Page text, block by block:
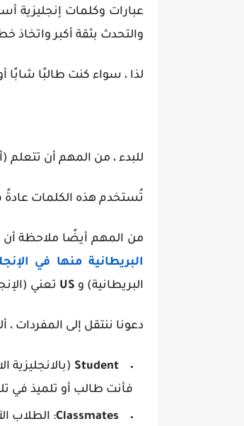
عبارات وكلمات إنجليزية
والتحدث بثقة أكبر واتخاذ
لذا ، سواء كنت طالبًا شابًا
للبدء ، من المهم أن
تُستخدم هذه الكلمات
من المهم أيضًا ملاحظة
البريطانية منها في
البريطانية) و US تعني
دعونا ننتقل إلى المفردات
Student (بالانجليزية
فأنت طالب أو تلميذ في
Classmates: الطلاب